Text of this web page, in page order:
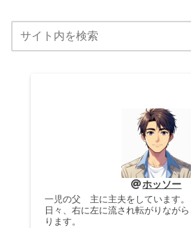
ホッソー
一児の父 主に主夫をしています。
日々、右に左に流され転がりなが
ります。